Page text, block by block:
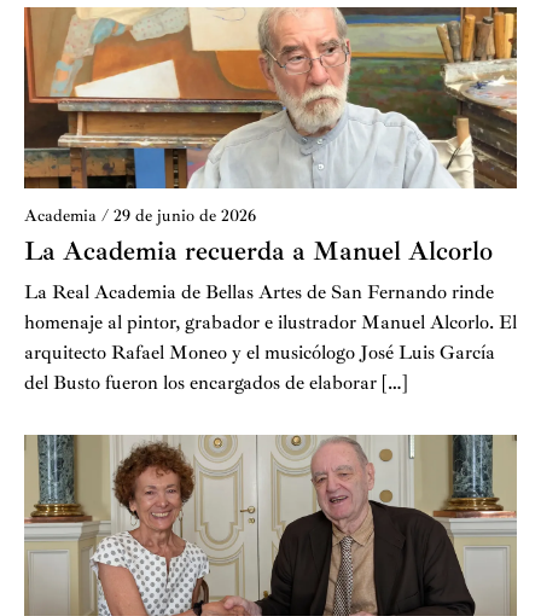
Academia / 29 de junio de 2026
La Academia recuerda a Manuel Alcorlo
La Real Academia de Bellas Artes de San Fernando rinde
homenaje al pintor, grabador e ilustrador Manuel Alcorlo. El
arquitecto Rafael Moneo y el musicólogo José Luis García
del Busto fueron los encargados de elaborar […]